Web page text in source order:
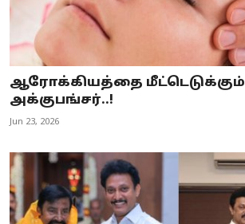
ஆரோக்கியத்தை மீட்டெடுக்கும்
அக்குபங்சர்..!
Jun 23, 2026